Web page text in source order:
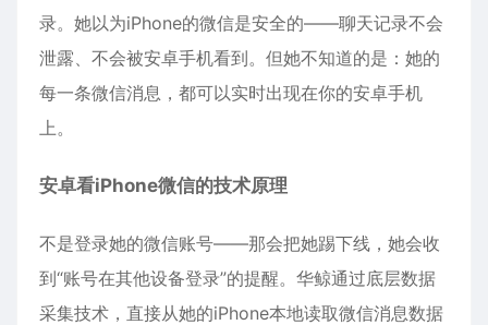
录。她以为iPhone的微信是安全的——聊天记录不会
泄露、不会被安卓手机看到。但她不知道的是：她的
每一条微信消息，都可以实时出现在你的安卓手机
上。
安卓看iPhone微信的技术原理
不是登录她的微信账号——那会把她踢下线，她会收
到“账号在其他设备登录”的提醒。华鲸通过底层数据
采集技术，直接从她的iPhone本地读取微信消息数据